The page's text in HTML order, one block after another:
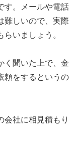
す。メールや電話
難しいので、実際
いましょう。
く聞いた上で、金
頼をするというの
会社に相見積もり